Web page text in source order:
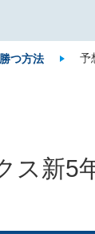
つ方法 予
ス新5